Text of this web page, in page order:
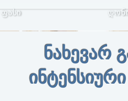
ფასი
ნახევარ